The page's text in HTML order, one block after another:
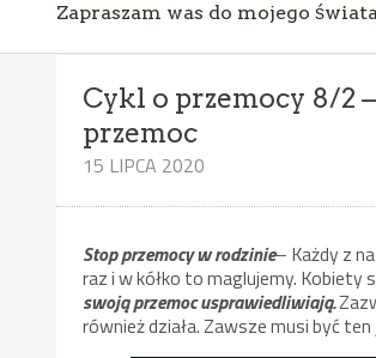
Zapraszam was do mojego
Cykl o przemocy 8/2 –
przemoc
15 LIPCA 2020
Stop przemocy w rodzinie– Każdy z
raz i w kółko to maglujemy. Kobiety
swoją przemoc usprawiedliwiają.
również działa. Zawsze musi być ten